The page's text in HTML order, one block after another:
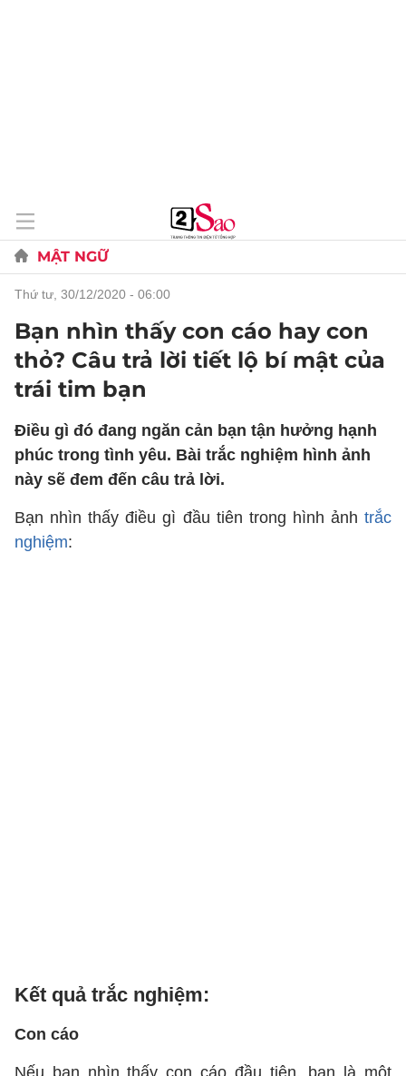
MẬT NGỮ
thứ tư, 30/12/2020 - 06:00
Bạn nhìn thấy con cáo hay con
thỏ? Câu trả lời tiết lộ bí mật của
trái tim bạn
Điều gì đó đang ngăn cản bạn tận hưởng hạnh
phúc trong tình yêu. Bài trắc nghiệm hình ảnh
này sẽ đem đến câu trả lời.
Bạn nhìn thấy điều gì đầu tiên trong hình ảnh trắc
nghiệm:
Kết quả trắc nghiệm:
Con cáo
Nếu bạn nhìn thấy con cáo đầu tiên, bạn là một